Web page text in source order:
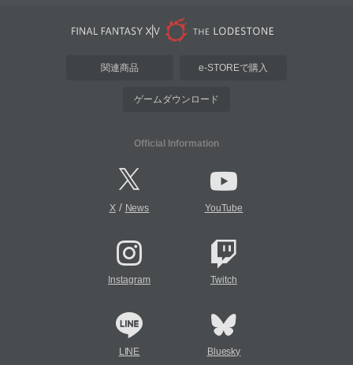
関連商品 e-STOREで購入
ゲームダウンロード
Official Information
X/ News YouTube
Instagram Twitch
LINE Bluesky